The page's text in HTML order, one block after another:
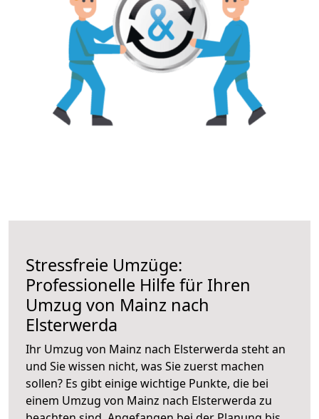
Stressfreie Umzüge:
Professionelle Hilfe für Ihren
Umzug von Mainz nach
Elsterwerda
Ihr Umzug von Mainz nach Elsterwerda steht an
und Sie wissen nicht, was Sie zuerst machen
sollen? Es gibt einige wichtige Punkte, die bei
einem Umzug von Mainz nach Elsterwerda zu